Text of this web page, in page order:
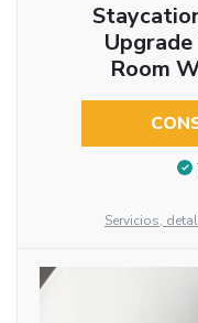
Room
Servicios,